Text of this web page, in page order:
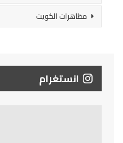
مظاهرات الكويت
انستغرام